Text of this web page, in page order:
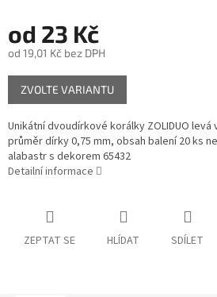
od 23 Kč
od 19,01 Kč bez DPH
Měrná
cena:
ZVOLTE VARIANTU
Unikátní dvoudírkové korálky ZOLIDUO
průměr dírky 0,75 mm, obsah balení 20 ks
alabastr s dekorem 65432
Detailní informace
ZEPTAT SE HLÍDAT SDÍLET